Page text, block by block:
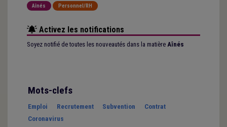
Aînés Personnel/RH
Activez les notifications
Soyez notifié de toutes les nouveautés dans la matière Aînés
Mots-clefs
Emploi Recrutement Subvention
Contrat
Coronavirus